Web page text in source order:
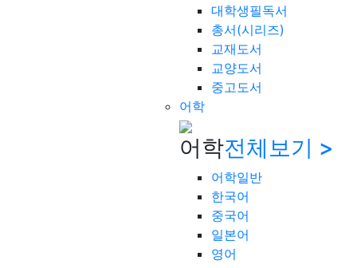
대학생필독서
총서(시리즈)
교재도서
교양도서
중고도서
어학
어학전체보기 >
어학일반
한국어
중국어
일본어
영어